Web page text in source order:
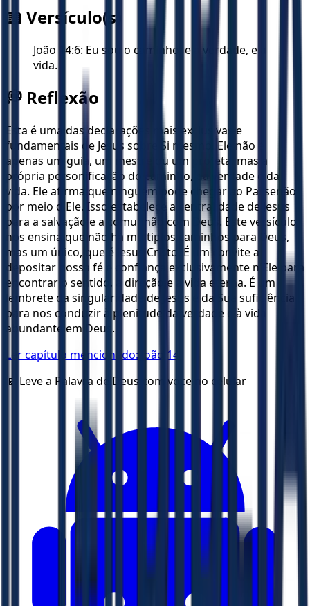
📖 Versículo(s)
João 14:6: Eu sou o caminho, e a verdade, e a
vida.
💭 Reflexão
Esta é uma das declarações mais exclusivas e
fundamentais de Jesus sobre Si mesmo. Ele não é
apenas um guia, um mestre ou um profeta, mas a
própria personificação do caminho, da verdade e da
vida. Ele afirma que ninguém pode chegar ao Pai senão
por meio d'Ele. Isso estabelece a centralidade de Jesus
para a salvação e a comunhão com Deus. Este versículo
nos ensina que não há múltiplos caminhos para Deus,
mas um único, que é Jesus Cristo. É um convite a
depositar nossa fé e confiança exclusivamente n'Ele para
encontrar o sentido, a direção e a vida eterna. É um
lembrete da singularidade de Jesus e da Sua suficiência
para nos conduzir à plenitude da verdade e à vida
abundante em Deus.
Ler capítulo mencionado: João 14
📱 Leve a Palavra de Deus com voce no celular